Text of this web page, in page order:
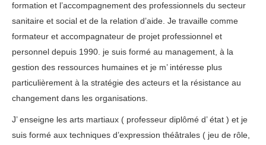
formation et l’accompagnement des professionnels du secteur
sanitaire et social et de la relation d’aide. Je travaille comme
formateur et accompagnateur de projet professionnel et
personnel depuis 1990. je suis formé au management, à la
gestion des ressources humaines et je m’ intéresse plus
particulièrement à la stratégie des acteurs et la résistance au
changement dans les organisations.
J’ enseigne les arts martiaux ( professeur diplômé d’ état ) et je
suis formé aux techniques d’expression théâtrales ( jeu de rôle,